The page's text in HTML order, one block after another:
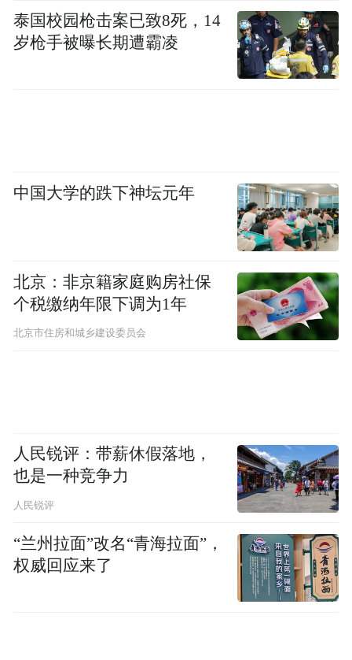
泰国校园枪击案已致8死，14
岁枪手被曝长期遭霸凌
中国大学的跌下神坛元年
北京：非京籍家庭购房社保
个税缴纳年限下调为1年
北京市住房和城乡建设委员会
人民锐评：带薪休假落地，
也是一种竞争力
人民锐评
“兰州拉面”改名“青海拉面”，
权威回应来了